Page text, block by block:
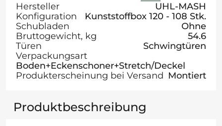
Hersteller
UHL-MASH
Konfiguration
Kunststoffbox 120 - 108 Stk.
Schubladen
Ohne
Bruttogewicht, kg
54.6
Türen
Schwingtüren
Verpackungsart
Boden+Eckenschoner+Stretch/Deckel
Produkterscheinung bei Versand Montiert
Produktbeschreibung